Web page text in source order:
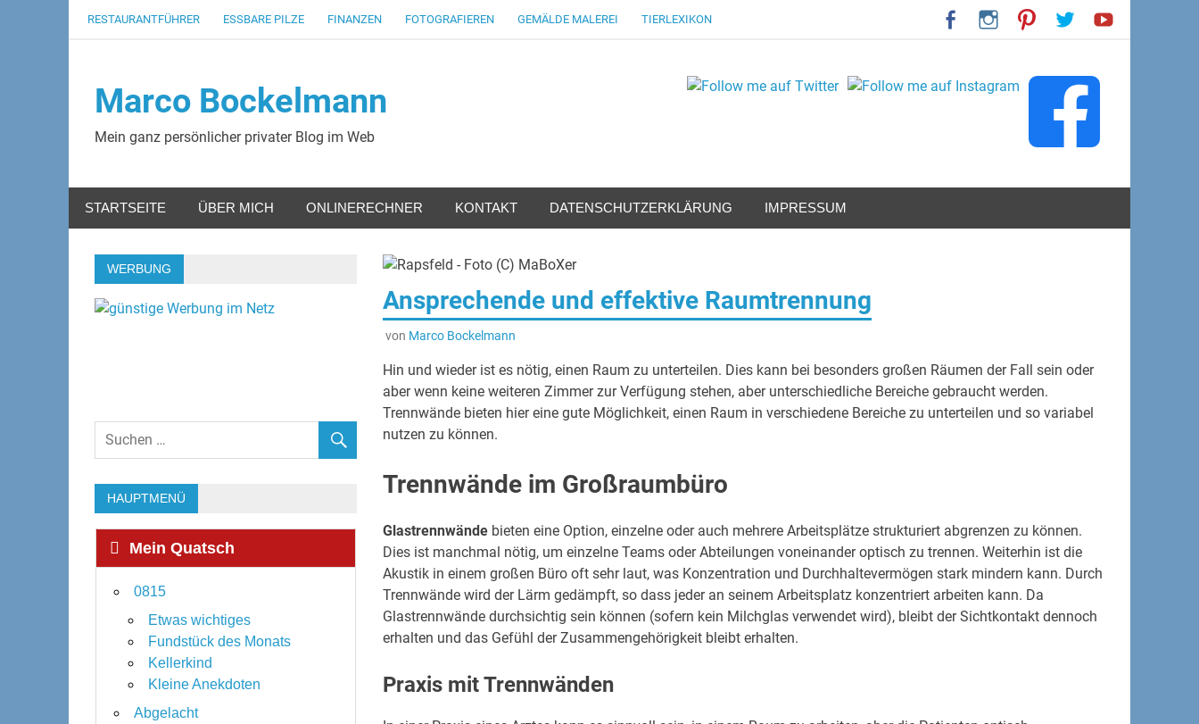
RESTAURANTFÜHRER ESSBARE PILZE FINANZEN FOTOGRAFIEREN GEMÄLDE MALEREI TIERLEXIKON
Marco Bockelmann
Mein ganz persönlicher privater Blog im Web
STARTSEITE ÜBER MICH ONLINERECHNER KONTAKT DATENSCHUTZERKLÄRUNG IMPRESSUM
Ansprechende und effektive Raumtrennung
von Marco Bockelmann
Hin und wieder ist es nötig, einen Raum zu unterteilen. Dies kann bei besonders großen Räumen der Fall sein oder
aber wenn keine weiteren Zimmer zur Verfügung stehen, aber unterschiedliche Bereiche gebraucht werden.
Trennwände bieten hier eine gute Möglichkeit, einen Raum in verschiedene Bereiche zu unterteilen und so variabel
nutzen zu können.
Trennwände im Großraumbüro
Glastrennwände bieten eine Option, einzelne oder auch mehrere Arbeitsplätze strukturiert abgrenzen zu können.
Dies ist manchmal nötig, um einzelne Teams oder Abteilungen voneinander optisch zu trennen. Weiterhin ist die
Akustik in einem großen Büro oft sehr laut, was Konzentration und Durchhaltevermögen stark mindern kann. Durch
Trennwände wird der Lärm gedämpft, so dass jeder an seinem Arbeitsplatz konzentriert arbeiten kann. Da
Glastrennwände durchsichtig sein können (sofern kein Milchglas verwendet wird), bleibt der Sichtkontakt dennoch
erhalten und das Gefühl der Zusammengehörigkeit bleibt erhalten.
Praxis mit Trennwänden
WERBUNG
HAUPTMENÜ
Mein Quatsch
0815
Etwas wichtiges
Fundstück des Monats
Kellerkind
Kleine Anekdoten
Abgelacht